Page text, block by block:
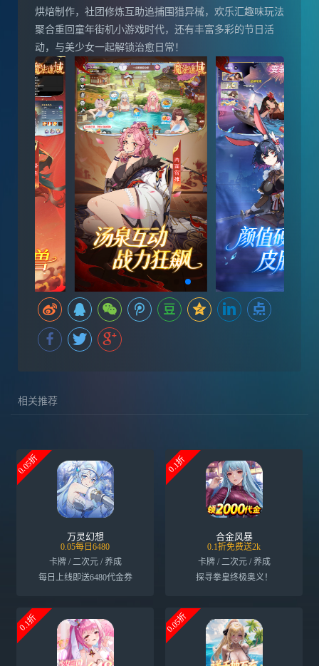
烘焙制作，社团修炼互助追捕围猎异械，欢乐汇趣味玩法
聚合重回童年街机小游戏时代，还有丰富多彩的节日活
动，与美少女一起解锁治愈日常！
相关推荐
0.05折
万灵幻想
0.05每日6480
卡牌 / 二次元 / 养成
每日上线即送6480代金券
0.1折
合金风暴
0.1折免费送2k
卡牌 / 二次元 / 养成
探寻拳皇终极奥义！
0.1折 0.05折